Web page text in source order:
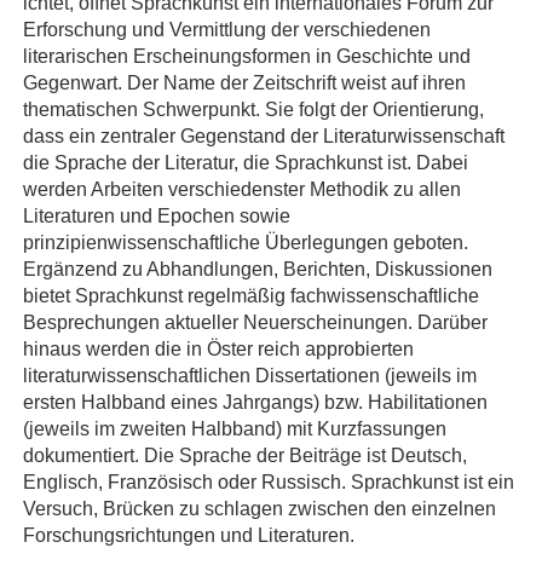
Erforschung und Vermittlung der verschiedenen
literarischen Erscheinungsformen in Geschichte und
Gegenwart. Der Name der Zeitschrift weist auf ihren
thematischen Schwerpunkt. Sie folgt der Orientierung,
dass ein zentraler Gegenstand der Literaturwissenschaft
die Sprache der Literatur, die Sprachkunst ist. Dabei
werden Arbeiten verschiedenster Methodik zu allen
Literaturen und Epochen sowie
prinzipienwissenschaftliche Überlegungen geboten.
Ergänzend zu Abhandlungen, Berichten, Diskussionen
bietet Sprachkunst regelmäßig fachwissenschaftliche
Besprechungen aktueller Neuerscheinungen. Darüber
hinaus werden die in Öster reich approbierten
literaturwissenschaftlichen Dissertationen (jeweils im
ersten Halbband eines Jahrgangs) bzw. Habilitationen
(jeweils im zweiten Halbband) mit Kurzfassungen
dokumentiert. Die Sprache der Beiträge ist Deutsch,
Englisch, Französisch oder Russisch. Sprachkunst ist ein
Versuch, Brücken zu schlagen zwischen den einzelnen
Forschungsrichtungen und Literaturen.